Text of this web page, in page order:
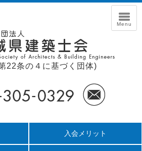
22条の４に基づく団体)
入会メリット